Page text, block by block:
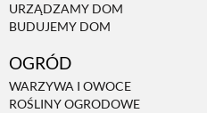
URZĄDZAMY DOM
BUDUJEMY DOM
OGRÓD
WARZYWA I OWOCE
ROŚLINY OGRODOWE